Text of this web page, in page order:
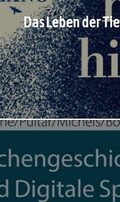
Das Leben der